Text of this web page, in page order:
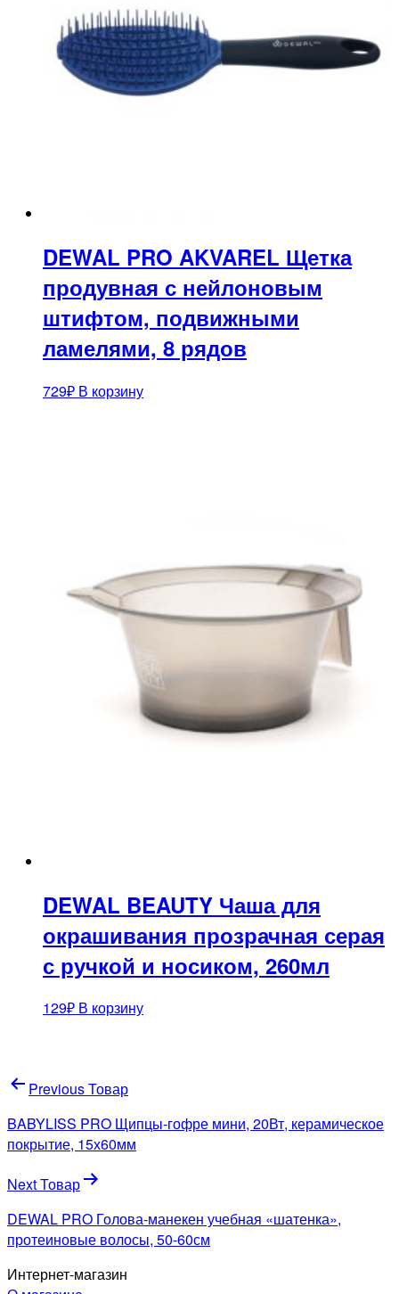
DEWAL PRO AKVAREL Щетка
продувная с нейлоновым
штифтом, подвижными
ламелями, 8 рядов
729₽ В корзину
DEWAL BEAUTY Чаша для
окрашивания прозрачная серая
с ручкой и носиком, 260мл
129₽ В корзину
Навигация
по
записям
Previous Товар
BABYLISS PRO Щипцы-гофре мини, 20Вт, керамическое
покрытие, 15х60мм
Next Товар
DEWAL PRO Голова-манекен учебная «шатенка»,
протеиновые волосы, 50-60см
Интернет-магазин